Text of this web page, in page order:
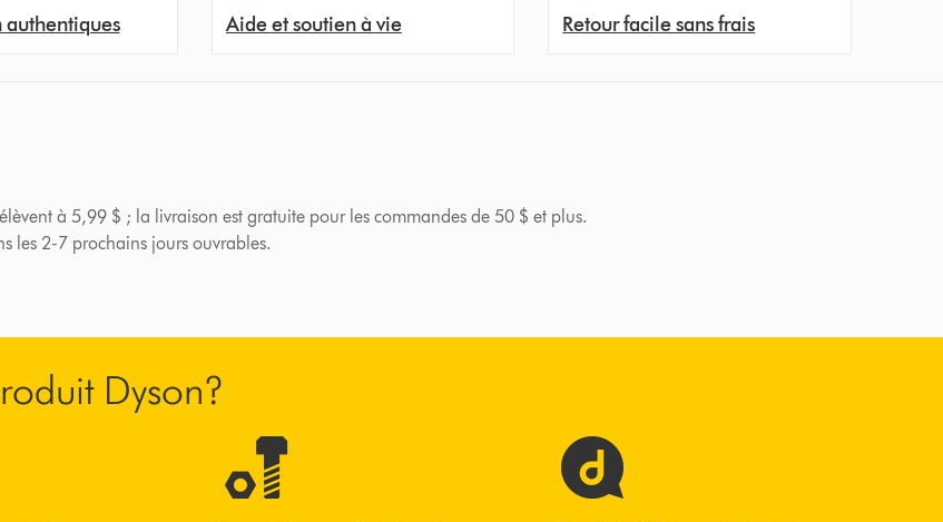
authentiques Aide et soutien à vie Retour facile sans frais
à 5,99 $ ; la livraison est gratuite pour les commandes de 50 $ et plus.
les 2-7 prochains jours ouvrables.
Dyson?